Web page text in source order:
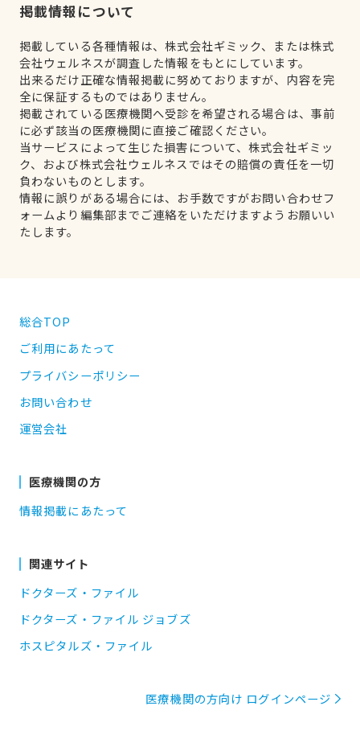
掲載情報について
掲載している各種情報は、株式会社ギミック、または株式
会社ウェルネスが調査した情報をもとにしています。
出来るだけ正確な情報掲載に努めておりますが、内容を完
全に保証するものではありません。
掲載されている医療機関へ受診を希望される場合は、事前
に必ず該当の医療機関に直接ご確認ください。
当サービスによって生じた損害について、株式会社ギミッ
ク、および株式会社ウェルネスではその賠償の責任を一切
負わないものとします。
情報に誤りがある場合には、お手数ですがお問い合わせフ
ォームより編集部までご連絡をいただけますようお願いい
たします。
総合TOP
ご利用にあたって
プライバシーポリシー
お問い合わせ
運営会社
医療機関の方
情報掲載にあたって
関連サイト
ドクターズ・ファイル
ドクターズ・ファイル ジョブズ
ホスピタルズ・ファイル
医療機関の方向け ログインページ